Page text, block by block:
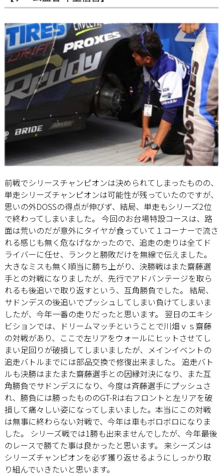
前戦でシリースチャンピオンは決められてしまったものの、
単走シリーズチャンピオンは可能性が残っていたのですが、
思いの外DOSSの得点が伸びず、結局、単走もシリーズ2位
で終わってしまいました。 今回のお台場特設コースは、路
面は荒いのだが意外にタイヤが食っていて１コーナーで流さ
れる感じも無く危なげなかったので、追走の走りは全てド
ライバーに任せ、ランクと勝敗だけを無線で伝えました。
大きなミスも無く順当に勝ち上がり、決勝戦はまた齋藤選
手との対戦になりましたが、先行でアドバンテージを取ら
れるも後追いで取り返すという、互角勝負でした。 結局、
サドンデスの後追いでプッシュしてしまい負けてしまいま
したが、今年一番の走りだったと思います。 翌日のエキシ
ビションでは、ドリームマッチということで川畑ｖｓ齋藤
の対戦があり、ここで左リアをウォールにヒットさせてし
まい足回りが破損してしまいましたが、メインイベントの
追走バトルまでには部品交換で修復出来ました。 追走バト
ルも決勝はまたまた齋藤選手との因縁対決になり、また互
角勝負でサドンデスになり、今度は斉藤選手にプッシュさ
れ、勝負には勝ったもののGT-Rは右フロントと左リアを破
損して痛々しい姿になってしまいました。本当にこの対戦
は無事に終わらない対戦で、今年は車もボロボロになりま
した。 シリーズ戦では1勝も出来ませんでしたが、今年最後
のレースで勝てた事は良かったと思います。 来シーズンは
シリーズチャンピオンを必ず獲り返せるようにしっかり取
り組んでいきたいと思います。